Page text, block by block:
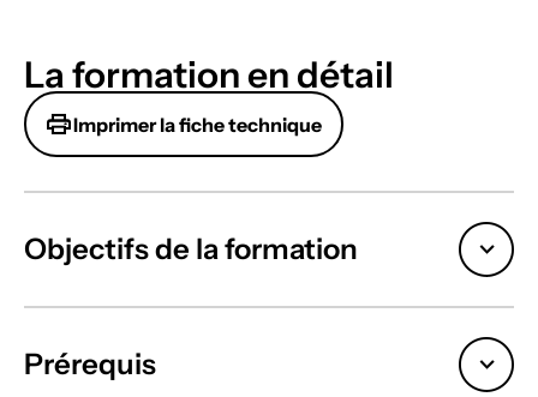
La formation en détail
Imprimer la fiche technique
Objectifs de la formation
Prérequis